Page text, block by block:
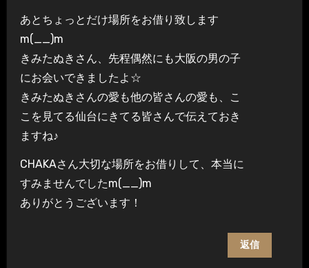
あとちょっとだけ場所をお借り致します
m(__)m
きみたぬきさん、先程偶然にも大阪の男の子
にお会いできましたよ☆
きみたぬきさんの愛も他の皆さんの愛も、こ
こを見てる仙台にきてる皆さんで伝えておき
ますね♪
CHAKAさん大切な場所をお借りして、本当に
すみませんでしたm(__)m
ありがとうございます！
返信